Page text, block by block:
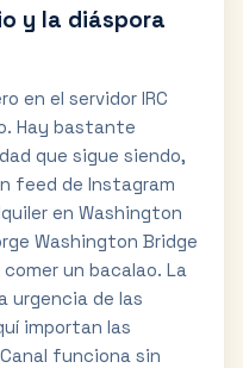
y la diáspora
en el servidor IRC
Hay bastante
que sigue siendo,
feed de Instagram
en Washington
Washington Bridge
un bacalao. La
urgencia de las
importan las
funciona sin